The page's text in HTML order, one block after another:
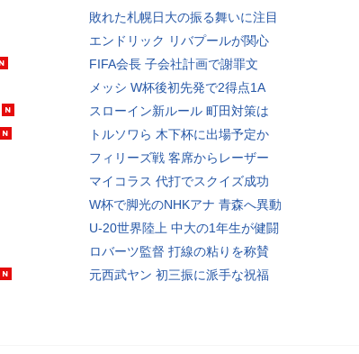
敗れた札幌日大の振る舞いに注目
エンドリック リバプールが関心
FIFA会長 子会社計画で謝罪文
メッシ W杯後初先発で2得点1A
スローイン新ルール 町田対策は
トルソワら 木下杯に出場予定か
フィリーズ戦 客席からレーザー
マイコラス 代打でスクイズ成功
W杯で脚光のNHKアナ 青森へ異動
U-20世界陸上 中大の1年生が健闘
ロバーツ監督 打線の粘りを称賛
元西武ヤン 初三振に派手な祝福